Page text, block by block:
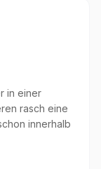
in einer
rasch eine
innerhalb